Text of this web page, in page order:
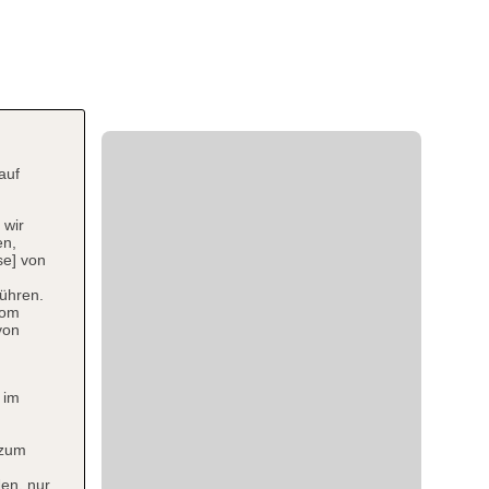
wir
von
nur